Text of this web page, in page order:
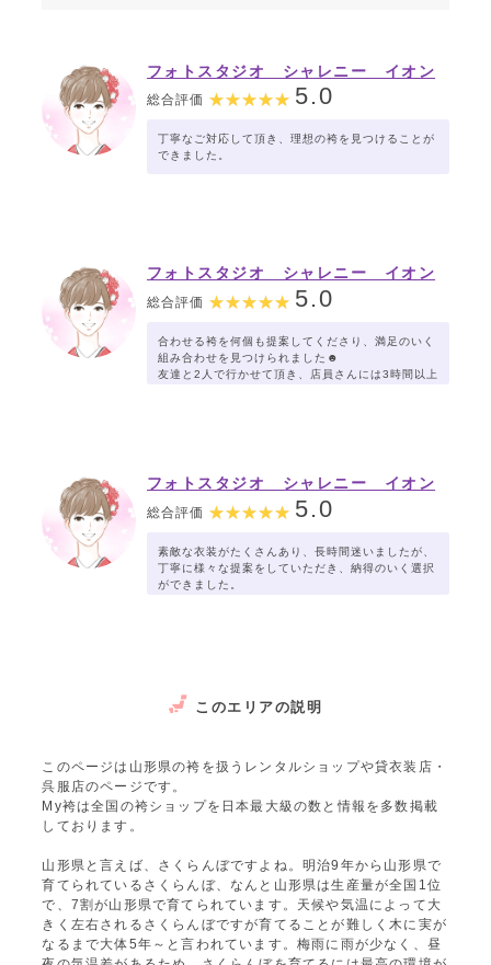
フォトスタジオ シャレニー イオン
山形北店
総合評価 5.0
丁寧なご対応して頂き、理想の袴を見つけることが
できました。
フォトスタジオ シャレニー イオン
総合評価 5.0
合わせる袴を何個も提案してくださり、満足のいく
組み合わせを見つけられました☻
友達と2人で行かせて頂き、店員さんには3時間以上
フォトスタジオ シャレニー イオン
総合評価 5.0
素敵な衣装がたくさんあり、長時間迷いましたが、
丁寧に様々な提案をしていただき、納得のいく選択
ができました。
このエリアの説明
このページは山形県の袴を扱うレンタルショップや貸衣装店・
呉服店のページです。
My袴は全国の袴ショップを日本最大級の数と情報を多数掲載
しております。
山形県と言えば、さくらんぼですよね。明治9年から山形県で
育てられているさくらんぼ、なんと山形県は生産量が全国1位
で、7割が山形県で育てられています。天候や気温によって大
きく左右されるさくらんぼですが育てることが難しく木に実が
なるまで大体5年～と言われています。梅雨に雨が少なく、昼